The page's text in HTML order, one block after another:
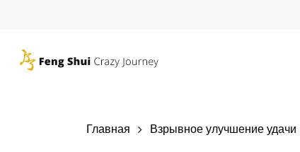
main
content
Главная Взрывное улучшение удачи